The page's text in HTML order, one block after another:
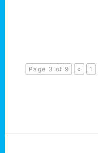
Page 3 of 9 « 1